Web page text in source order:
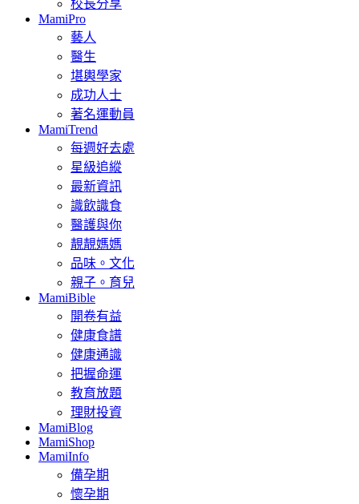
校長分享
MamiPro
藝人
醫生
堪輿學家
成功人士
著名運動員
MamiTrend
每週好去處
星級追縱
最新資訊
識飲識食
醫護與你
靚靚媽媽
品味。文化
親子。育兒
MamiBible
開卷有益
健康食譜
健康通識
把握命運
教育放題
理財投資
MamiBlog
MamiShop
MamiInfo
備孕期
懷孕期